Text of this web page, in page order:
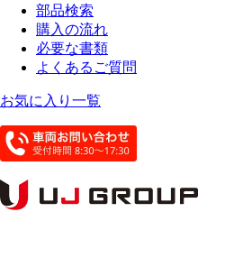
部品検索
購入の流れ
必要な書類
よくあるご質問
お気に入り一覧